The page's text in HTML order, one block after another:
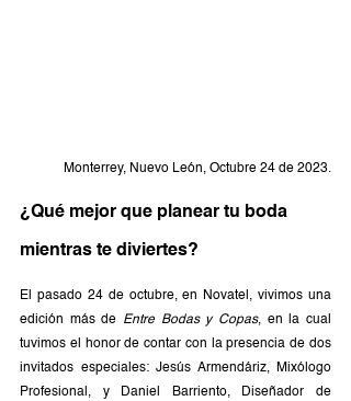
Monterrey, Nuevo León, Octubre 24 de 2023.
¿Qué mejor que planear tu boda
mientras te diviertes?
El pasado 24 de octubre, en Novatel, vivimos una
edición más de Entre Bodas y Copas, en la cual
tuvimos el honor de contar con la presencia de dos
invitados especiales: Jesús Armendáriz, Mixólogo
Profesional, y Daniel Barriento, Diseñador de